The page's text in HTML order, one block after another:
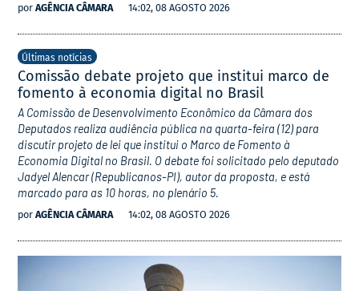
por AGÊNCIA CÂMARA 14:02, 08 AGOSTO 2026
Últimas notícias
Comissão debate projeto que institui marco de
fomento à economia digital no Brasil
A Comissão de Desenvolvimento Econômico da Câmara dos
Deputados realiza audiência pública na quarta-feira (12) para
discutir projeto de lei que institui o Marco de Fomento à
Economia Digital no Brasil. O debate foi solicitado pelo deputado
Jadyel Alencar (Republicanos-PI), autor da proposta, e está
marcado para as 10 horas, no plenário 5.
por AGÊNCIA CÂMARA 14:02, 08 AGOSTO 2026